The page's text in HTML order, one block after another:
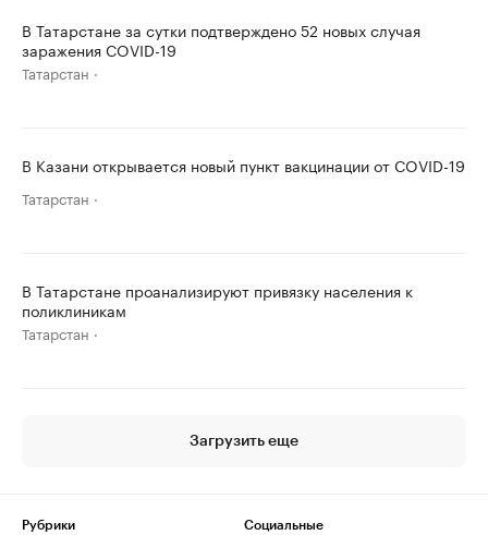
В Татарстане за сутки подтверждено 52 новых случая
заражения COVID-19
Татарстан
В Казани открывается новый пункт вакцинации от COVID-19
Татарстан
В Татарстане проанализируют привязку населения к
поликлиникам
Татарстан
Загрузить еще
Рубрики
Социальные